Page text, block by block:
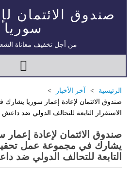
صندوق الائتمان
سوريا
من أجل تخفيف معاناة
الرئيسية
آخر الأخبار
صندوق الائتمان لإعادة إعمار سوريا
الاستقرار التابعة للتحالف الدولي ضد داعش
صندوق الائتمان لإعادة إعمار
يشارك في مجموعة عمل تحقيق
التابعة للتحالف الدولي ضد